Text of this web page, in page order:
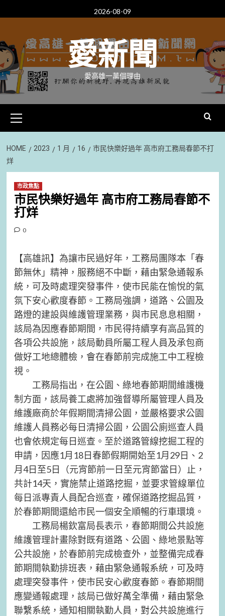
to
2026-08-09
愛新聞
愛高雄一萬個理由
Menu
HOME 2023 1 月 16
市民快樂好過年 高市府工務局春節不打
烊
市政焦點
市民快樂好過年 高市府工務局春節不
打烊
0
【高雄訊】為讓市民過好年，工務局團隊本「春
節無休」精神，服務絕不中斷，藉由緊急通報系
統，可及時處理突發事件，使市民能在愉悅的氣
氛下安心歡度春節。工務局強調，道路、公園及
路燈的建設與維護管理業務，與市民息息相關，
該局為因應春節期間，市民得持續享有高品質的
各項公共設施，該局動員所屬工程人員及承包商
做好工地總體檢，會在春節前完成施工中工程檢
視。
工務局指出，在公園、綠地春節期間維護機
制方面，該局養工處將加強督導所屬管理人員及
維護廠商於年假期間清掃公園，並嚴格要求公園
維護人員務必每日清掃公園，公園公廁巡查人員
也會依規定每日巡查。至於道路管線挖掘工程的
申請，因應1月18日春節假期開始至1月29日、2
月4日至5日（元宵節前一日至元宵節當日）止，
共計14天，實施禁止道路挖掘，並要求管線單位
每日派專責人員配合巡查，確保道路挖掘品質，
於春節期間還給市民一個安全順暢的行車環境。
工務局楊欽富局長表示，春節期間公共設施
維護管理計畫除對既有道路、公園、綠地景點等
公共設施，於春節前完成檢查外，並整備完成春
節期間執勤排班表，藉由緊急通報系統，可及時
處理突發事件，使市民安心歡度春節。春節期間
應變通報處理，該局已做好萬全準備，藉由緊急
聯繫系統，通知相關執勤人員，對公共設施進行